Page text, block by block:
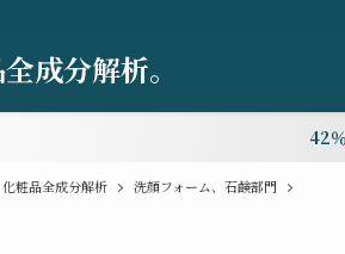
成分解析。
42
化粧品全成分解析 洗顔フォーム、石鹸部門